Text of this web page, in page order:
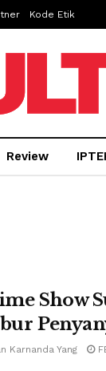
Kode Etik
Review
Show
Karnanda Yang